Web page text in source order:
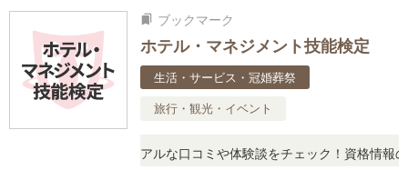
bookmarks ブックマーク
ホテル・マネジメント技能検定
生活・サービス・冠婚葬祭
旅行・観光・イベント
問に思ったら、リアルな口コミや体験談をチェック！資格情報の下